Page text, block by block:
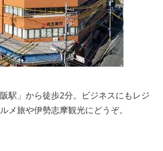
駅」から徒歩2分。ビジネスにもレジ
メ旅や伊勢志摩観光にどうぞ。